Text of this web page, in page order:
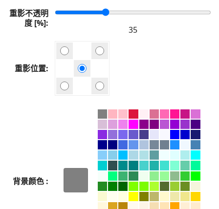
重影不透明
度 [%]
重影位置
背景颜色